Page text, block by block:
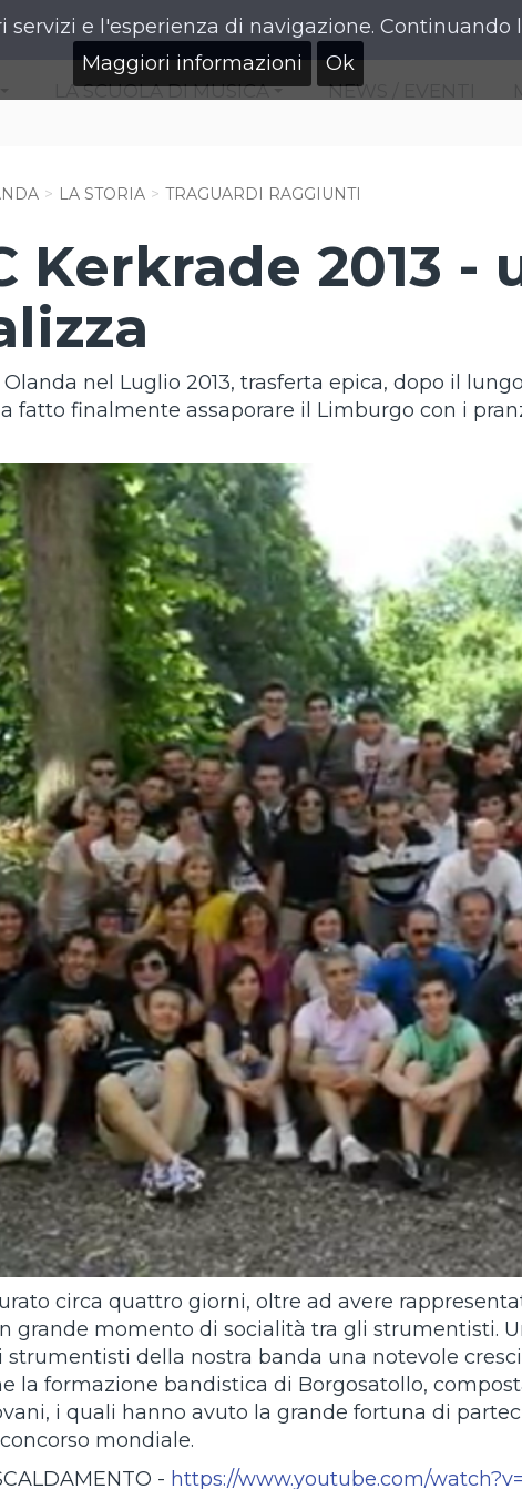
LA SCUOLA DI MUSICA NEWS / EVENTI
LA STORIA TRAGUARDI RAGGIUNTI
Kerkrade 2013 -
nel Luglio 2013, trasferta epica, dopo il
fatto finalmente assaporare il Limburgo con i
circa quattro giorni, oltre ad avere
grande momento di socialità tra gli strumentisti.
strumentisti della nostra banda una notevole
la formazione bandistica di Borgosatollo,
i quali hanno avuto la grande fortuna di
mondiale.
- https://www.youtube.com/
e l'esperienza di navigazione. Continuando
Maggiori informazioni
Ok